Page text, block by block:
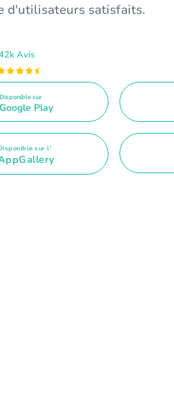
d'utilisateurs satisfaits.
Avis
Disponible sur
Google Play
sur l'